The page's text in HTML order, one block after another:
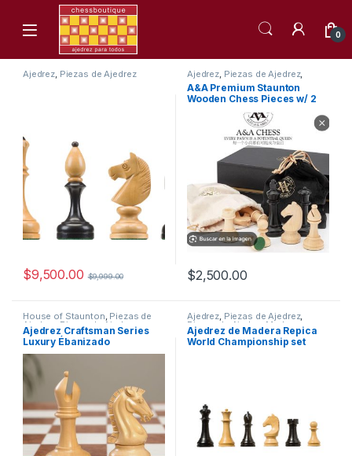
Skip to navigation
Skip to content
0
Ajedrez Piezas de Ajedrez
Madera
$9,500.00 $9,999.00
Ajedrez Piezas de Ajedrez,
Piezas de Ajedrez Madera
A&A Premium Staunton
Wooden Chess Pieces w/ 2
Extra Queen – King Height
3.75″/9.5cm
$2,500.00
House of Staunton, Piezas de
Ajedrez Piezas de Ajedrez
Madera
Ajedrez Craftsman Series
Luxury Ébanizado
Ajedrez, Piezas de Ajedrez,
Piezas de Ajedrez Madera
Ajedrez de Madera Repica
World Championship set